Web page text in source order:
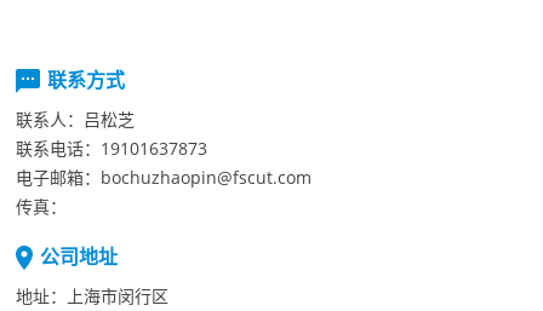
联系方式
联系人： 吕松芝
联系电话： 19101637873
电子邮箱： bochuzhaopin@fscut.com
传真：
公司地址
地址：
上海市闵行区